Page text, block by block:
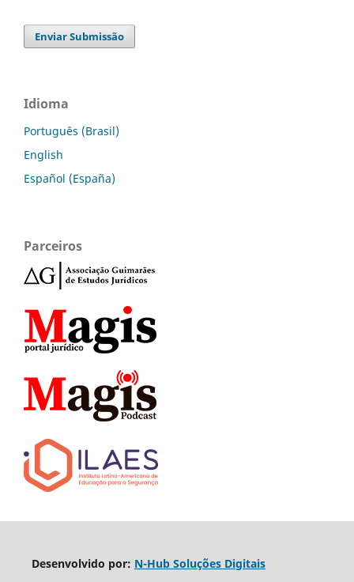
Enviar Submissão
Idioma
Português (Brasil)
English
Español (España)
Parceiros
Desenvolvido por: N-Hub Soluções Digitais